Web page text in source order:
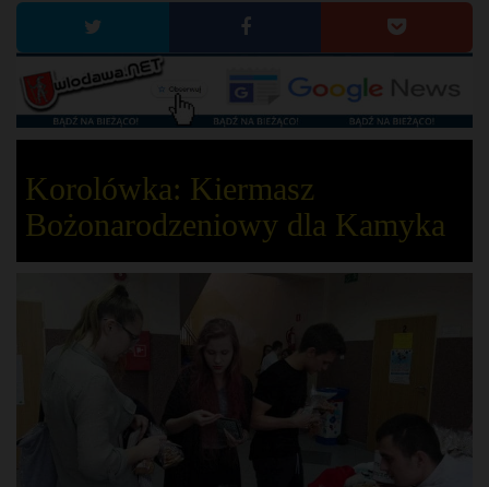
Korolówka: Kiermasz
Bożonarodzeniowy dla Kamyka